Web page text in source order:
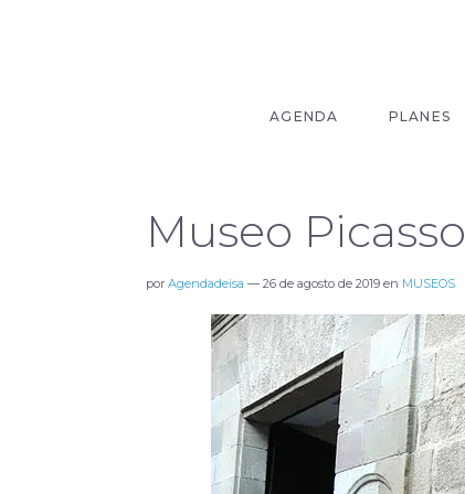
AGENDA PLANES
Museo Picasso
por Agendadeisa — 26 de agosto de 2019 en MUSEOS